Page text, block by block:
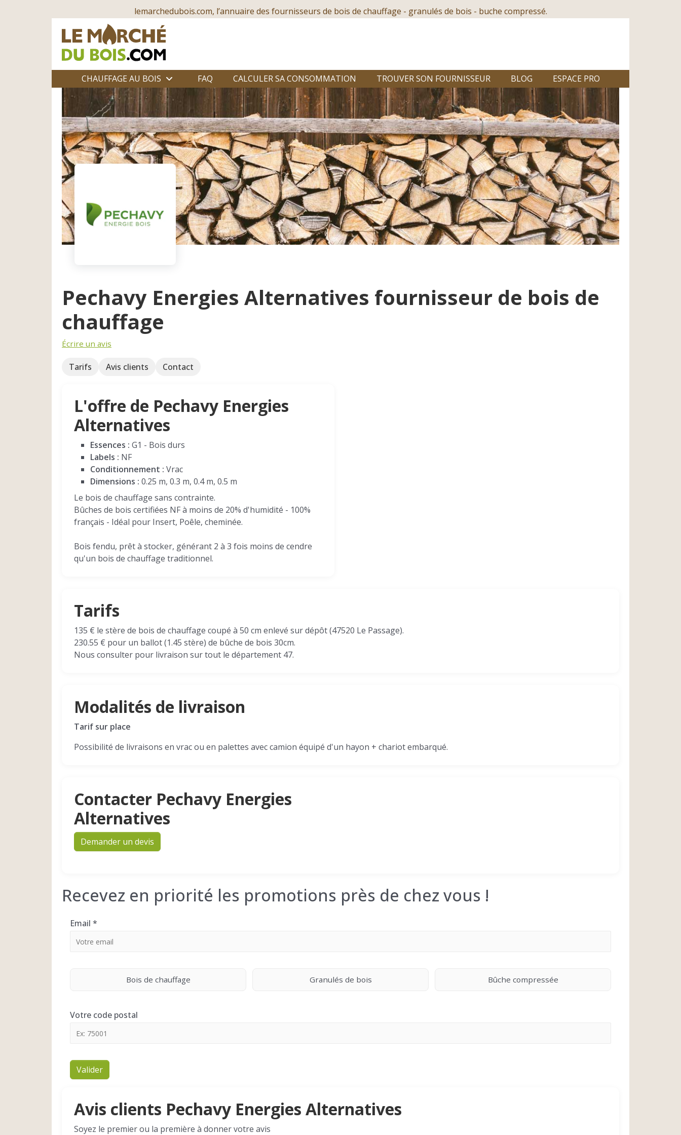
lemarchedubois.com, l’annuaire des fournisseurs de bois de chauffage - granulés de bois - buche compressé.
CHAUFFAGE AU BOIS FAQ CALCULER SA CONSOMMATION TROUVER SON FOURNISSEUR BLOG ESPACE PRO
Pechavy Energies Alternatives fournisseur de bois de
chauffage
Écrire un avis
Tarifs Avis clients Contact
L'offre de Pechavy Energies
Alternatives
Essences : G1 - Bois durs
Labels : NF
Conditionnement : Vrac
Dimensions : 0.25 m, 0.3 m, 0.4 m, 0.5 m
Le bois de chauffage sans contrainte.
Bûches de bois certifiées NF à moins de 20% d'humidité - 100%
français - Idéal pour Insert, Poêle, cheminée.
Bois fendu, prêt à stocker, générant 2 à 3 fois moins de cendre
qu'un bois de chauffage traditionnel.
Tarifs
135 € le stère de bois de chauffage coupé à 50 cm enlevé sur dépôt (47520 Le Passage).
230.55 € pour un ballot (1.45 stère) de bûche de bois 30cm.
Nous consulter pour livraison sur tout le département 47.
Modalités de livraison
Tarif sur place
Possibilité de livraisons en vrac ou en palettes avec camion équipé d'un hayon + chariot embarqué.
Contacter Pechavy Energies
Alternatives
Demander un devis
Recevez en priorité les promotions près de chez vous !
Email *
Bois de chauffage Granulés de bois Bûche compressée
Votre code postal
Valider
Avis clients Pechavy Energies Alternatives
Soyez le premier ou la première à donner votre avis